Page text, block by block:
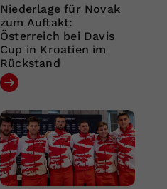
Niederlage für Novak
zum Auftakt:
Österreich bei Davis
Cup in Kroatien im
Rückstand